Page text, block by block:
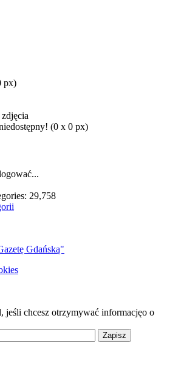
px)
(0 x 0 px)
29,758
Gdańską"
jeśli chcesz otrzymywać informacjęo o
Zapisz